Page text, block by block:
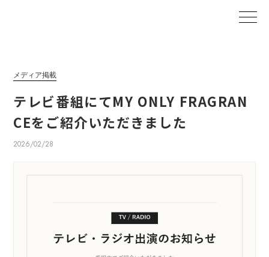
メディア掲載
テレビ番組にてMY ONLY FRAGRAN
CEをご紹介いただきました
2026/02/28